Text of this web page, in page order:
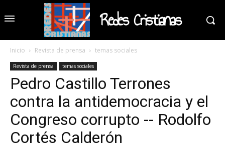
Redes Cristianas
Inicio Revista de prensa temas sociales
Revista de prensa temas sociales
Pedro Castillo Terrones
contra la antidemocracia y el
Congreso corrupto -- Rodolfo
Cortés Calderón